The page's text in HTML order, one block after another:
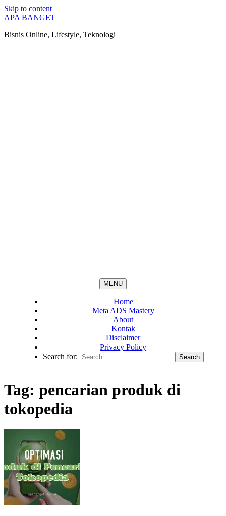
Skip to content
APA BANGET
Bisnis Online, Lifestyle, Teknologi
MENU
Home
Meta ADS Mastery
About
Kontak
Disclaimer
Privacy Policy
Search for:
Tag: pencarian produk di
tokopedia